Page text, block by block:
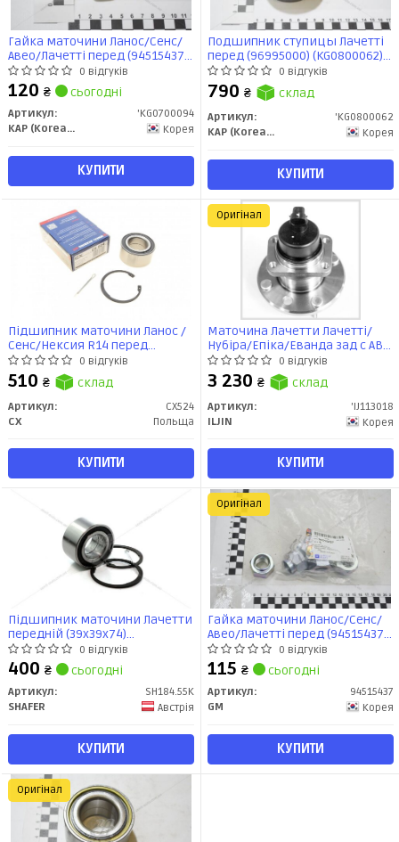
Гайка маточини Ланос/Сенс/
Авео/Лачетті перед (94515437)
KG0700094 KAP0 відгуків
120 ₴ сьогодні
Артикул:
'KG0700094
KAP (KoreaAutoParts)
Корея
КУПИТИ
Подшипник ступицы Лачетті
перед (96995000) (KG0800062)
KG0800062 KAP0 відгуків
790 ₴ склад
Артикул:
'KG0800062
KAP (KoreaAutoParts)
Корея
КУПИТИ
Підшипник маточини Ланос /
Сенс/Нексия R14 перед
(+стопорн кільце) (311396) CX
0 відгуків
510 ₴ склад
Артикул:
CX524
CX
Польща
КУПИТИ
Маточина Лачетти Лачетті/
Нубіра/Епіка/Еванда зад с ABS
(в зборі) Iljin0 відгуків
3 230 ₴ склад
Артикул:
'IJ113018
ILJIN
Корея
КУПИТИ
Оригінал
Підшипник маточини Лачетти
передній (39x39x74)
(+2стоп.кільця) (SH184.55K)
SHAFER
0 відгуків
400 ₴ сьогодні
Артикул:
SH184.55K
SHAFER
Австрія
КУПИТИ
Гайка маточини Ланос/Сенс/
Авео/Лачетті перед (94515437)
GM
0 відгуків
115 ₴ сьогодні
Артикул:
94515437
GM
Корея
КУПИТИ
Оригінал
Оригінал